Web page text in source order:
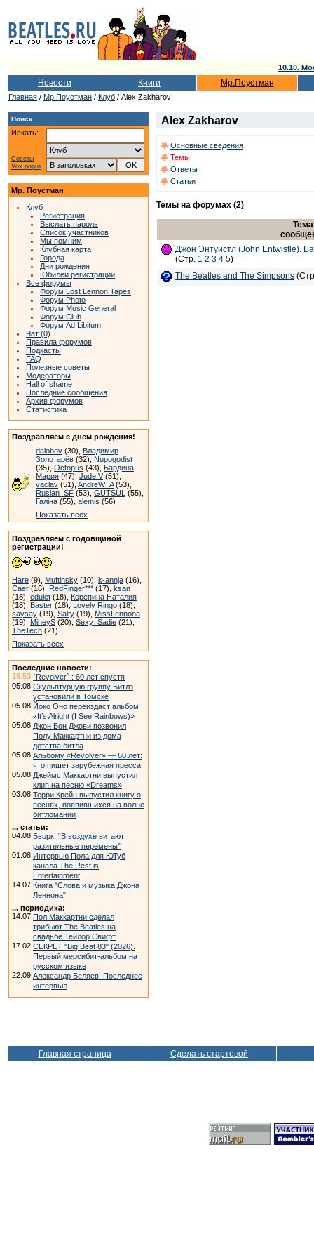
10.10.
Новости Книги Мр.Поустман
Главная / Мр.Поустман / Клуб / Alex Zakharov
Поиск
Искать:
Советы
Vox populi
Мр. Поустман
Клуб
Регистрация
Выслать пароль
Список участников
Мы помним
Клубная карта
Города
Дни рождения
Юбилеи регистрации
Все форумы
Форум Lost Lennon Tapes
Форум Photo
Форум Music General
Форум Club
Форум Ad Libitum
Чат (0)
Правила форумов
Подкасты
FAQ
Полезные советы
Модераторы
Hall of shame
Последние сообщения
Архив форумов
Статистика
Поздравляем с днем рождения!
dalobov (30), Владимир
Золотарёв (32), Nupogodist
(35), Octopus (43), Бардина
Мария (47), Jude V(51),
vaclav (51), AndreW_A(53),
Ruslan_SF (53), GUTSUL (55),
Галіна (55), alemis (56)
Показать всех
Поздравляем с годовщиной
регистрации!
Hare (9), Muftinsky (10), k-annja (16),
Caer (16), RedFinger*** (17), ksan
(18), edulet (18), Корепина Наталия
(18), Baster (18), Lovely Ringo (18),
saysay (19), Salty (19), MissLennona
(19), MiheyS (20), Sexy_Sadie (21),
TheTech (21)
Показать всех
Последние новости:
19:53 `Revolver` : 60 лет спустя
05.08 Скульптурную группу Битлз
установили в Томске
05.08 Йоко Оно переиздаст альбом
«It’s Alright (I See Rainbows)»
05.08 Джон Бон Джови позвонил
Полу Маккартни из дома
детства битла
05.08 Альбому «Revolver» — 60 лет:
что пишет зарубежная пресса
05.08 Джеймс Маккартни выпустил
клип на песню «Dreams»
03.08 Терри Крейн выпустил книгу о
песнях, появившихся на волне
битломании
... статьи:
04.08 Бьорк: “В воздухе витают
разительные перемены”
01.08 Интервью Пола для ЮТуб
канала The Rest is
Entertainment
14.07 Книга "Слова и музыка Джона
Леннона"
... периодика:
14.07 Пол Маккартни сделал
трибьют The Beatles на
свадьбе Тейлор Свифт
17.02 СЕКРЕТ "Big Beat 83" (2026).
Первый мерсибит-альбом на
русском языке
22.09 Александр Беляев. Последнее
интервью
Alex Zakharov
Основные сведения
Темы
Ответы
Статьи
Темы на форумах (2)
Тема
Джон Энтуистл (John Entwistle).
(Стр. 1 2 3 4 5)
The Beatles and The Simpsons
Главная страница Сделать стартовой